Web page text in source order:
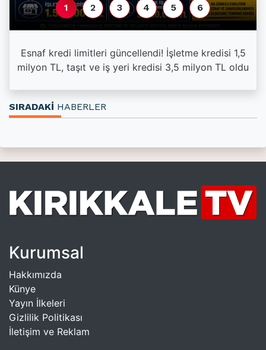
Esnaf kredi limitleri güncellendi! İşletme kredisi 1,5
milyon TL, taşıt ve iş yeri kredisi 3,5 milyon TL oldu
1 2 3 4 5 6
SIRADAKİ HABERLER
Kurumsal
Hakkımızda
Künye
Yayın İlkeleri
Gizlilik Politikası
İletişim ve Reklam